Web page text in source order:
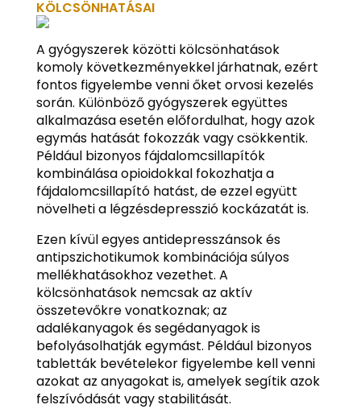
KÖLCSÖNHATÁSAI
A gyógyszerek közötti kölcsönhatások
komoly következményekkel járhatnak, ezért
fontos figyelembe venni őket orvosi kezelés
során. Különböző gyógyszerek együttes
alkalmazása esetén előfordulhat, hogy azok
egymás hatását fokozzák vagy csökkentik.
Például bizonyos fájdalomcsillapítók
kombinálása opioidokkal fokozhatja a
fájdalomcsillapító hatást, de ezzel együtt
növelheti a légzésdepresszió kockázatát is.
Ezen kívül egyes antidepresszánsok és
antipszichotikumok kombinációja súlyos
mellékhatásokhoz vezethet. A
kölcsönhatások nemcsak az aktív
összetevőkre vonatkoznak; az
adalékanyagok és segédanyagok is
befolyásolhatják egymást. Például bizonyos
tabletták bevételekor figyelembe kell venni
azokat az anyagokat is, amelyek segítik azok
felszívódását vagy stabilitását.